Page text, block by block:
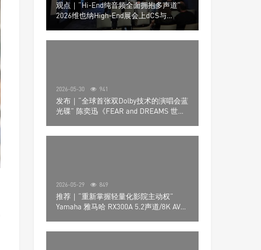
观点｜“Hi-End纯音频全面拥抱多声道”
2026维也纳High-End展会上dCS与
Trinnov Audio搭建多声道演示系统
2026-05-30 941
发布｜“全球首张双Dolby技术的演唱会蓝
光碟” 陈奕迅《FEAR and DREAMS 世界
2026-05-29 849
推荐｜“重新掌握轻量化影院主动权”
Yamaha 雅马哈 RX300A 5.2声道/8K AV放